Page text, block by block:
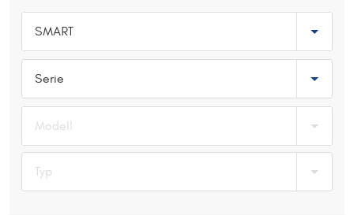
Typ wählen
SMART
Serie
Modell
Typ